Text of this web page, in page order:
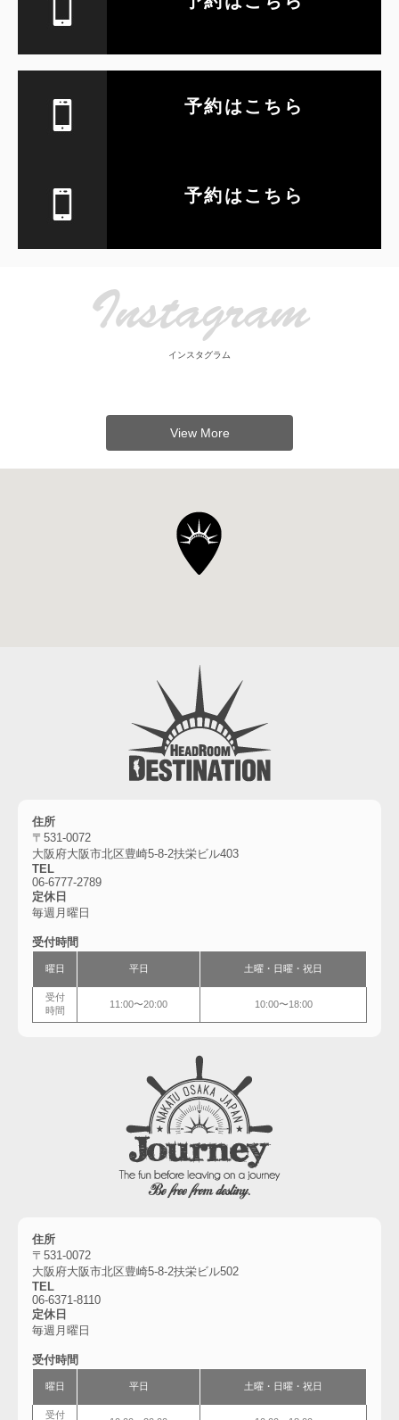
予約はこちら
予約はこちら
Instagram
インスタグラム
View More
住所
〒531-0072
大阪府大阪市北区豊崎5-8-2扶栄ビル403
TEL
06-6777-2789
定休日
毎週月曜日
受付時間
曜日 平日 土曜・ 日曜・祝日
受付
時間
11:00〜20:00 10:00〜18:00
住所
〒531-0072
大阪府大阪市北区豊崎5-8-2扶栄ビル502
TEL
06-6371-8110
定休日
毎週月曜日
受付時間
曜日 平日 土曜・ 日曜・祝日
受付